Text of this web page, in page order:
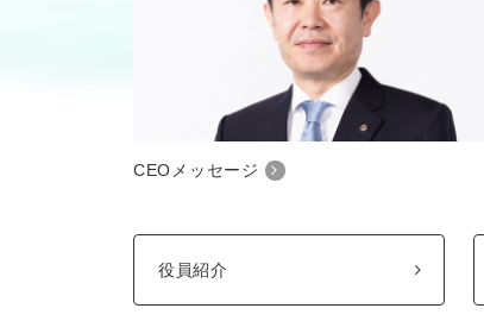
CEOメッセージ
役員紹介